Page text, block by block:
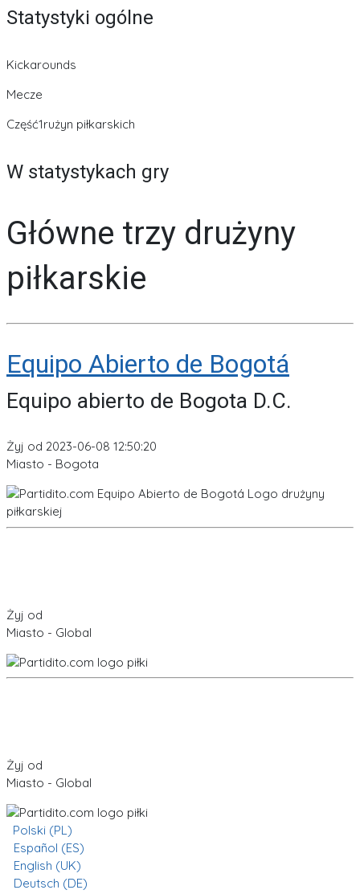
Statystyki ogólne
Kickarounds
Mecze
Część1rużyn piłkarskich
W statystykach gry
Główne trzy drużyny
piłkarskie
Equipo Abierto de Bogotá
Equipo abierto de Bogota D.C.
Żyj od 2023-06-08 12:50:20
Miasto - Bogota
Żyj od
Miasto - Global
Żyj od
Miasto - Global
Polski (PL)
Español (ES)
English (UK)
Deutsch (DE)